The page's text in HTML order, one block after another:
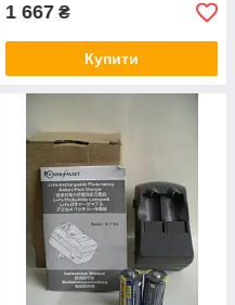
1 667 ₴
Купити